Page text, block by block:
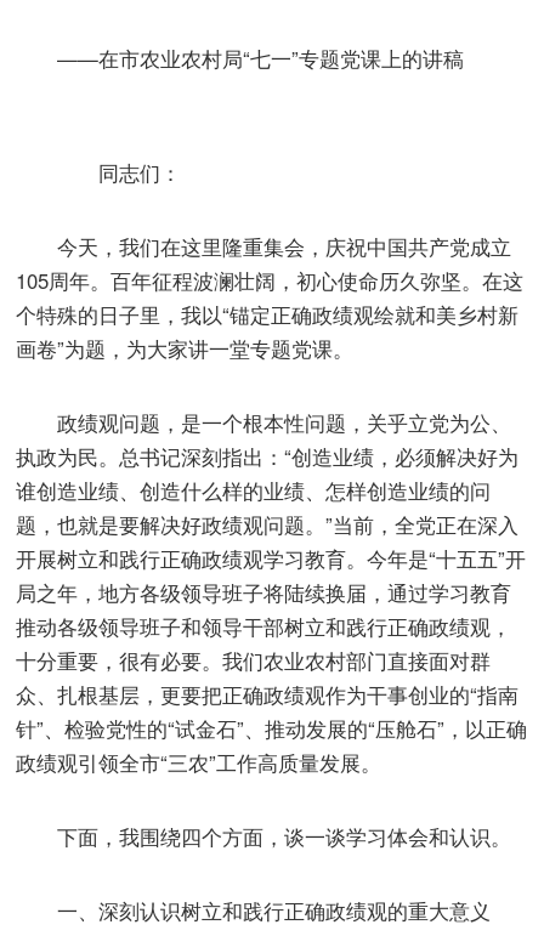
——在市农业农村局“七一”专题党课上的讲稿
同志们：
今天，我们在这里隆重集会，庆祝中国共产党成立
105周年。百年征程波澜壮阔，初心使命历久弥坚。在这
个特殊的日子里，我以“锚定正确政绩观绘就和美乡村新
画卷”为题，为大家讲一堂专题党课。
政绩观问题，是一个根本性问题，关乎立党为公、
执政为民。总书记深刻指出：“创造业绩，必须解决好为
谁创造业绩、创造什么样的业绩、怎样创造业绩的问
题，也就是要解决好政绩观问题。”当前，全党正在深入
开展树立和践行正确政绩观学习教育。今年是“十五五”开
局之年，地方各级领导班子将陆续换届，通过学习教育
推动各级领导班子和领导干部树立和践行正确政绩观，
十分重要，很有必要。我们农业农村部门直接面对群
众、扎根基层，更要把正确政绩观作为干事创业的“指南
针”、检验党性的“试金石”、推动发展的“压舱石”，以正确
政绩观引领全市“三农”工作高质量发展。
下面，我围绕四个方面，谈一谈学习体会和认识。
一、深刻认识树立和践行正确政绩观的重大意义